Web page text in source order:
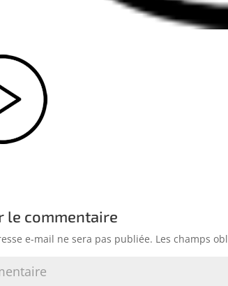
le commentaire
e-mail ne sera pas publiée. Les champs